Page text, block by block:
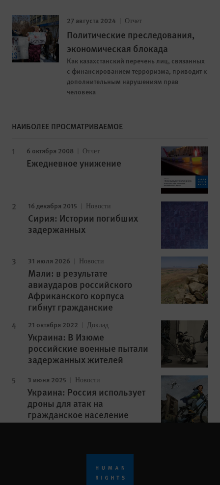
27 августа 2024 Отчет
Политические преследования,
экономическая блокада
Как казахстанский перечень лиц, связанных
с финансированием терроризма, приводит к
дополнительным нарушениям прав
человека
НАИБОЛЕЕ ПРОСМАТРИВАЕМОЕ
6 октября 2008 Отчет
Ежедневное унижение
16 декабря 2015 Новости
Сирия: Истории погибших
задержанных
31 июля 2026 Новости
Мали: в результате
авиаударов российского
Африканского корпуса
гибнут гражданские
21 октября 2022 Доклад
Украина: В Изюме
российские военные пытали
задержанных жителей
3 июня 2025 Новости
Украина: Россия использует
дроны для атак на
гражданское население